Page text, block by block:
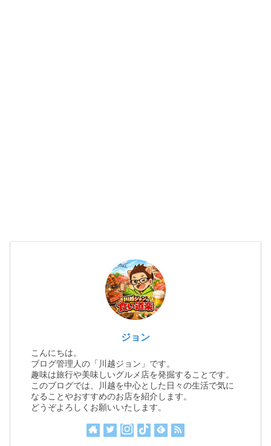
ジョン
こんにちは。
ブログ管理人の「川越ジョン」です。
趣味は旅行や美味しいグルメ店を発掘することです。
このブログでは、川越を中心とした日々の生活で気に
なることやおすすめのお店を紹介します。
どうぞよろしくお願いいたします。